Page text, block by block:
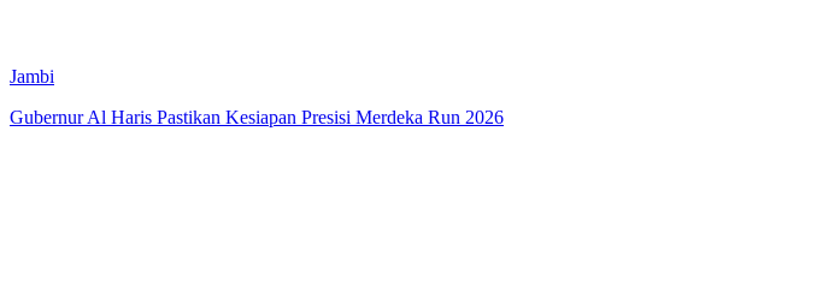
Jambi
Gubernur Al Haris Pastikan Kesiapan Presisi Merdeka Run 2026